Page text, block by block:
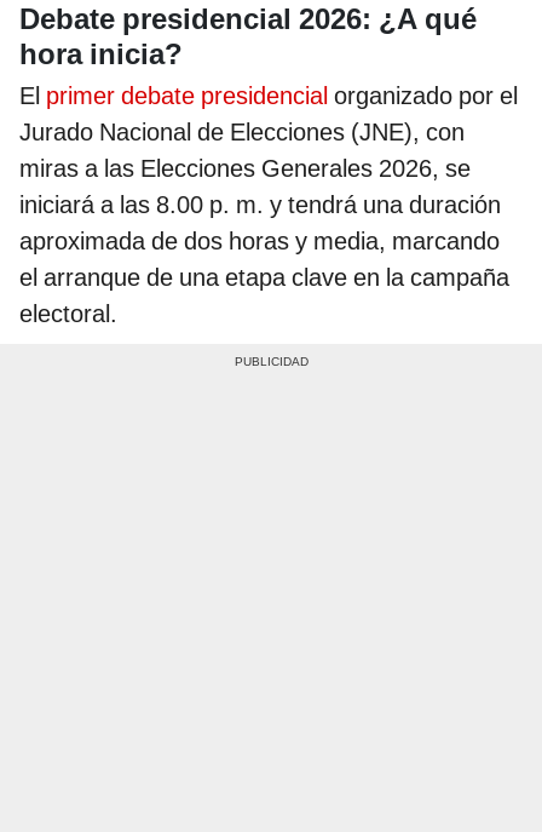
Debate presidencial 2026: ¿A qué
hora inicia?
El primer debate presidencial organizado por el
Jurado Nacional de Elecciones (JNE), con
miras a las Elecciones Generales 2026, se
iniciará a las 8.00 p. m. y tendrá una duración
aproximada de dos horas y media, marcando
el arranque de una etapa clave en la campaña
electoral.